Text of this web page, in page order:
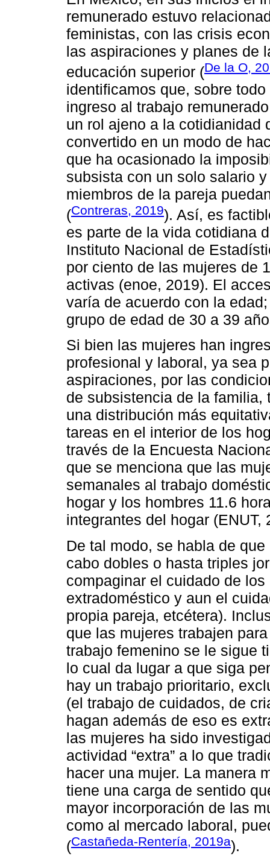
remunerado estuvo
feministas, con las crisis
las aspiraciones y planes de
educación superior (De la O,
identificamos que, sobre
ingreso al trabajo
un rol ajeno a la cotidianidad
convertido en un modo de
que ha ocasionado la
subsista con un solo salario
miembros de la pareja
(Contreras, 2019). Así, es
es parte de la vida cotidiana
Instituto Nacional de
por ciento de las mujeres de
activas (enoe, 2019). El
varía de acuerdo con la
grupo de edad de 30 a 39
Si bien las mujeres han
profesional y laboral, ya sea
aspiraciones, por las
de subsistencia de la familia,
una distribución más
tareas en el interior de los
través de la Encuesta
que se menciona que las
semanales al trabajo
hogar y los hombres 11.6
integrantes del hogar (ENUT,
De tal modo, se habla de
cabo dobles o hasta triples
compaginar el cuidado de
extradoméstico y aun el
propia pareja, etcétera).
que las mujeres trabajen
trabajo femenino se le sigue
lo cual da lugar a que siga
hay un trabajo prioritario,
(el trabajo de cuidados, de
hagan además de eso es
las mujeres ha sido
actividad “extra” a lo que
hacer una mujer. La manera
tiene una carga de sentido
mayor incorporación de las
como al mercado laboral,
(Castañeda-Rentería, 2019a).